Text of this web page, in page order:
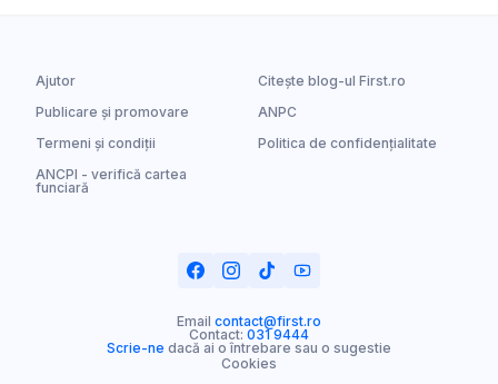
Ajutor
Citește blog-ul First.ro
Publicare și promovare
ANPC
Termeni și condiții
Politica de confidențialitate
ANCPI - verifică cartea
funciară
Email contact@first.ro
Contact: 031 9444
Scrie-ne dacă ai o întrebare sau o sugestie
Cookies